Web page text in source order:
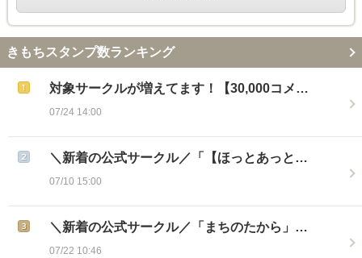
きもちスタンプ数ランキング
対象サークルが増えてます！【30,000コメ…
07/24 14:00
＼新着の公式サークル／「【ほっとあっと…
07/10 15:00
＼新着の公式サークル／「まちのたから」…
07/22 10:46